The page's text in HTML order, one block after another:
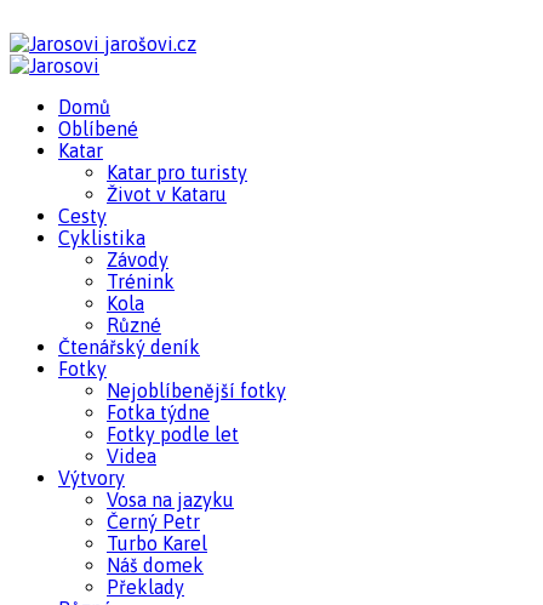
jarošovi.cz
Domů
Oblíbené
Katar
Katar pro turisty
Život v Kataru
Cesty
Cyklistika
Závody
Trénink
Kola
Různé
Čtenářský deník
Fotky
Nejoblíbenější fotky
Fotka týdne
Fotky podle let
Videa
Výtvory
Vosa na jazyku
Černý Petr
Turbo Karel
Náš domek
Překlady